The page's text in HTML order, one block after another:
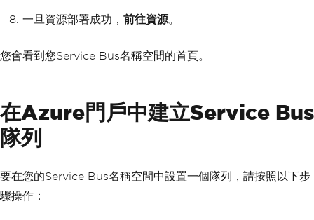
一旦資源部署成功， 前往資源。
您會看到您Service Bus名稱空間的首頁。
在Azure門戶中建立Service Bus
隊列
要在您的Service Bus名稱空間中設置一個隊列，請按照以下步
驟操作：